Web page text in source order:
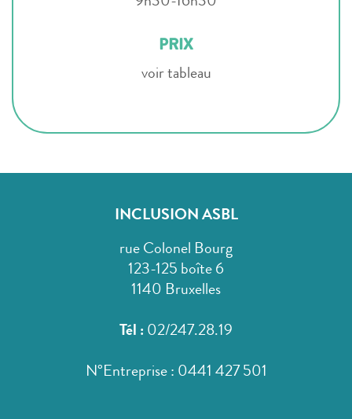
PRIX
voir tableau
INCLUSION ASBL
rue Colonel Bourg
123-125 boîte 6
1140 Bruxelles
Tél : 02/247.28.19
N°Entreprise : 0441 427 501